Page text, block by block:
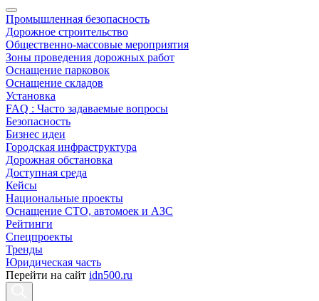
Промышленная безопасность
Дорожное строительство
Общественно‑массовые мероприятия
Зоны проведения дорожных работ
Оснащение парковок
Оснащение складов
Установка
FAQ : Часто задаваемые вопросы
Безопасность
Бизнес идеи
Городская инфраструктура
Дорожная обстановка
Доступная среда
Кейсы
Национальные проекты
Оснащение СТО, автомоек и АЗС
Рейтинги
Спецпроекты
Тренды
Юридическая часть
Перейти на сайт idn500.ru